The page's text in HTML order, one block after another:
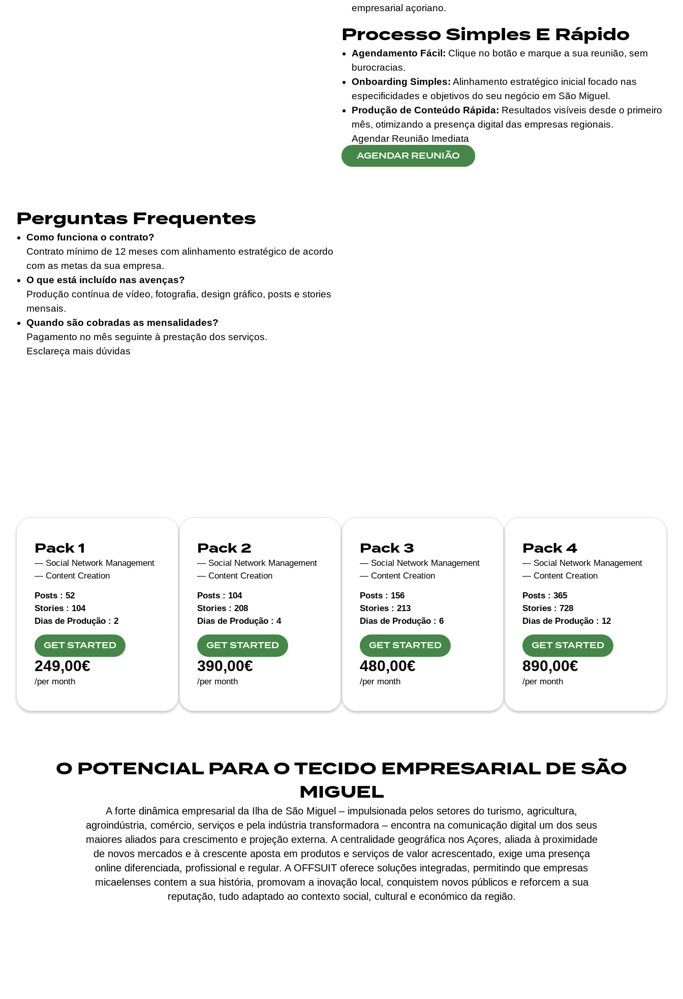
empresarial açoriano.
Processo Simples E Rápido
Agendamento Fácil: Clique no botão e marque a sua reunião, sem
burocracias.
Onboarding Simples: Alinhamento estratégico inicial focado nas
especificidades e objetivos do seu negócio em São Miguel.
Produção de Conteúdo Rápida: Resultados visíveis desde o primeiro
mês, otimizando a presença digital das empresas regionais.
Agendar Reunião Imediata
AGENDAR REUNIÃO
Perguntas Frequentes
Como funciona o contrato?
Contrato mínimo de 12 meses com alinhamento estratégico de acordo
com as metas da sua empresa.
O que está incluído nas avenças?
Produção contínua de vídeo, fotografia, design gráfico, posts e stories
mensais.
Quando são cobradas as mensalidades?
Pagamento no mês seguinte à prestação dos serviços.
Esclareça mais dúvidas
Pack 1
— Social Network Management
— Content Creation
Posts : 52
Stories : 104
Dias de Produção : 2
GET STARTED
249,00€
/per month
Pack 2
— Social Network Management
— Content Creation
Posts : 104
Stories : 208
Dias de Produção : 4
GET STARTED
390,00€
/per month
Pack 3
— Social Network Management
— Content Creation
Posts : 156
Stories : 213
Dias de Produção : 6
GET STARTED
480,00€
/per month
Pack 4
— Social Network Management
— Content Creation
Posts : 365
Stories : 728
Dias de Produção : 12
GET STARTED
890,00€
/per month
O POTENCIAL PARA O TECIDO EMPRESARIAL DE SÃO
MIGUEL
A forte dinâmica empresarial da Ilha de São Miguel – impulsionada pelos setores do turismo, agricultura,
agroindústria, comércio, serviços e pela indústria transformadora – encontra na comunicação digital um dos seus
maiores aliados para crescimento e projeção externa. A centralidade geográfica nos Açores, aliada à proximidade
de novos mercados e à crescente aposta em produtos e serviços de valor acrescentado, exige uma presença
online diferenciada, profissional e regular. A OFFSUIT oferece soluções integradas, permitindo que empresas
micaelenses contem a sua história, promovam a inovação local, conquistem novos públicos e reforcem a sua
reputação, tudo adaptado ao contexto social, cultural e económico da região.